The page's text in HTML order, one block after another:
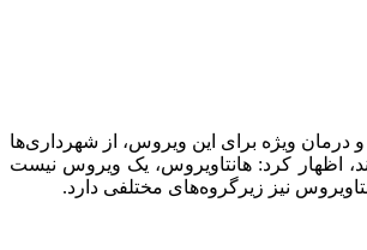
درمان ویژه برای این ویروس، از شهرداری‌ها
اظهار کرد: هانتاویروس، یک ویروس نیست